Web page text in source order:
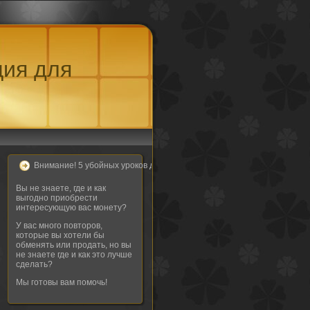
для
Внимание! 5 убойных уроков для настоящих нумизматов!
Вы не знаете, где и как
выгодно приобрести
интересующую вас монету?
У вас много повторов,
которые вы хотели бы
обменять или продать, но вы
не знаете где и как это лучше
сделать?
Мы готовы вам помочь!